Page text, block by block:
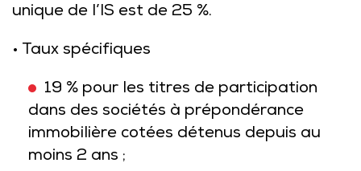
unique de l’IS est de 25 %.
• Taux spécifiques
19 % pour les titres de participation
dans des sociétés à prépondérance
immobilière cotées détenus depuis au
moins 2 ans ;